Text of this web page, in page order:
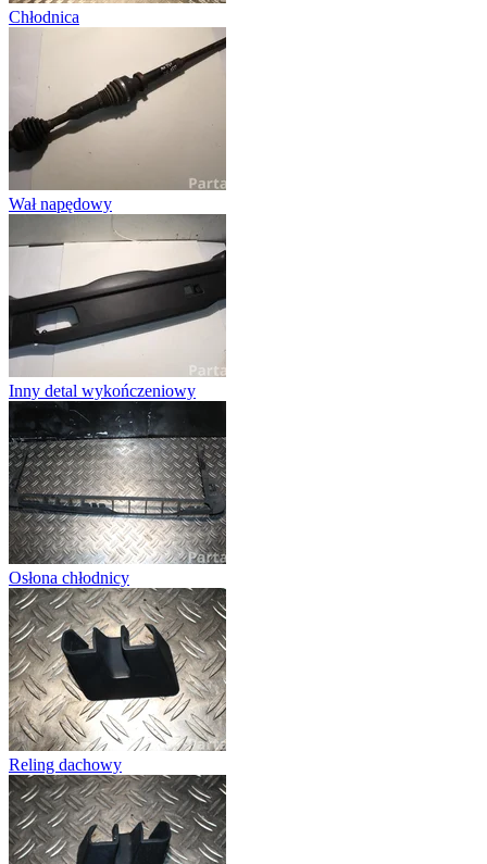
Chłodnica
Wał napędowy
Inny detal wykończeniowy
Osłona chłodnicy
Reling dachowy